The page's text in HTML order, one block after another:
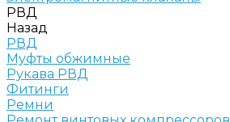
РВД
Назад
РВД
Муфты обжимные
Рукава РВД
Фитинги
Ремни